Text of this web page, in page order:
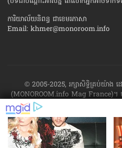
ការិយាល័យនិពន្ធ ជាខេមរភាសា
Email: khmer@monoroom.info
© 2005-2025, រក្សាសិទ្ធិគ្រប់យ៉ាង ដ
(MONOROOM.info Mag France)។
ទាំង​អស់ ​នៃ​ការ​ផ្សាយ​របស់​ទស្សនាវដ្ដី​​មន
លើក្រដាស ឬតាម​ប្រព័ន្ធ​អេឡិច​ត្រូនិច - ផ្សា
អេឡិចត្រូនិច - សរសេរ​ឡើង​វិញ ឬ​ចែក​ចា
យល់ព្រម ជា​លាយ​លក្ខណ៍​អក្សរ​ ពី​ចាងហ្វាង​
បាននូវសិទ្ធិ​ទាំងនេះ សូម​ទា